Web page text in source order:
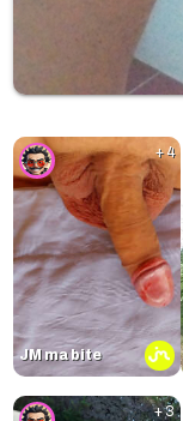
+ 4
JM ma bite
+ 3